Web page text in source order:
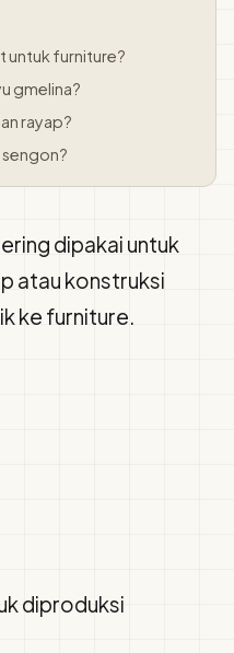
untuk furniture?
gmelina?
rayap?
sengon?
dipakai untuk
atau konstruksi
ke furniture.
diproduksi